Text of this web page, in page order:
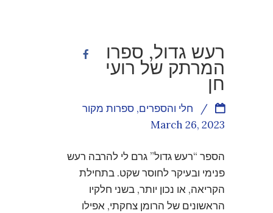
רעש גדול, ספרו
המרתק של רועי
חן
חלי והספרים, ספרות מקור
/
March 26, 2023
הספר “רעש גדול” גרם לי להרבה רעש
פנימי ובעיקר לחוסר שקט. בתחילת
הקריאה, או נכון יותר, בשני חלקיו
הראשונים של הרומן צחקתי, אפילו